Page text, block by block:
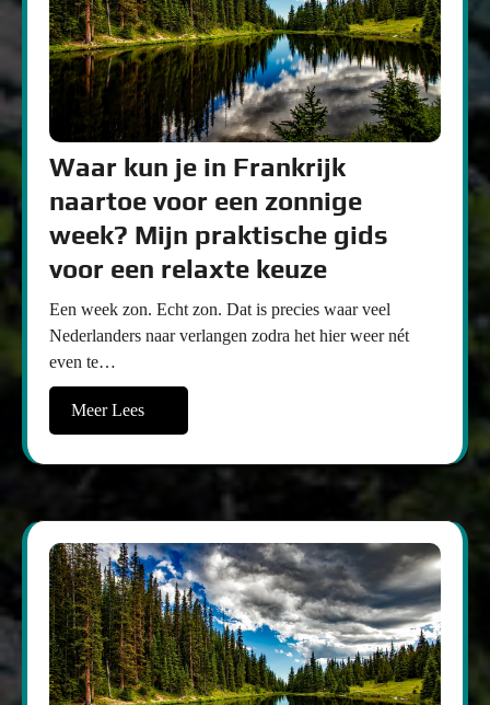
Waar kun je in Frankrijk
naartoe voor een zonnige
week? Mijn praktische gids
voor een relaxte keuze
Een week zon. Echt zon. Dat is precies waar veel
Nederlanders naar verlangen zodra het hier weer nét
even te…
Meer Lees